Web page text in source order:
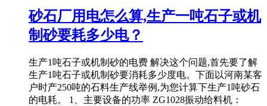
砂石厂用电怎么算,生产一吨石子或机
制砂要耗多少电？
生产1吨石子或机制砂的电费 解决这个问题,首先要了解
生产1吨石子或机制砂要消耗多少度电。下面以河南某客
户时产250吨的石料生产线举例,为您计算下生产1吨砂石
的电耗。 1、主要设备的功率 ZG1028振动给料机：